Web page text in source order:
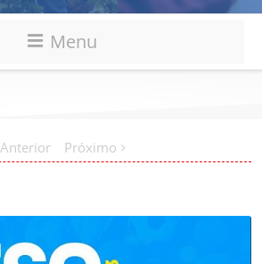
Menu
Anterior Próximo